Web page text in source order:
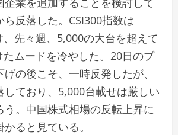
反落した。CSI300指数は
先々週、5,000の大台を超えて
ムードを冷やした。20日のプ
の後こそ、一時反発したが、
しており、5,000台載せは厳しい
う。中国株式相場の反転上昇に
ると見ている。